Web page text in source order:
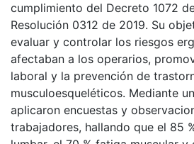
cumplimiento del Decreto 1072
Resolución 0312 de 2019. Su
evaluar y controlar los riesgos
afectaban a los operarios,
laboral y la prevención de
musculoesqueléticos. Mediante
aplicaron encuestas y
trabajadores, hallando que el 85